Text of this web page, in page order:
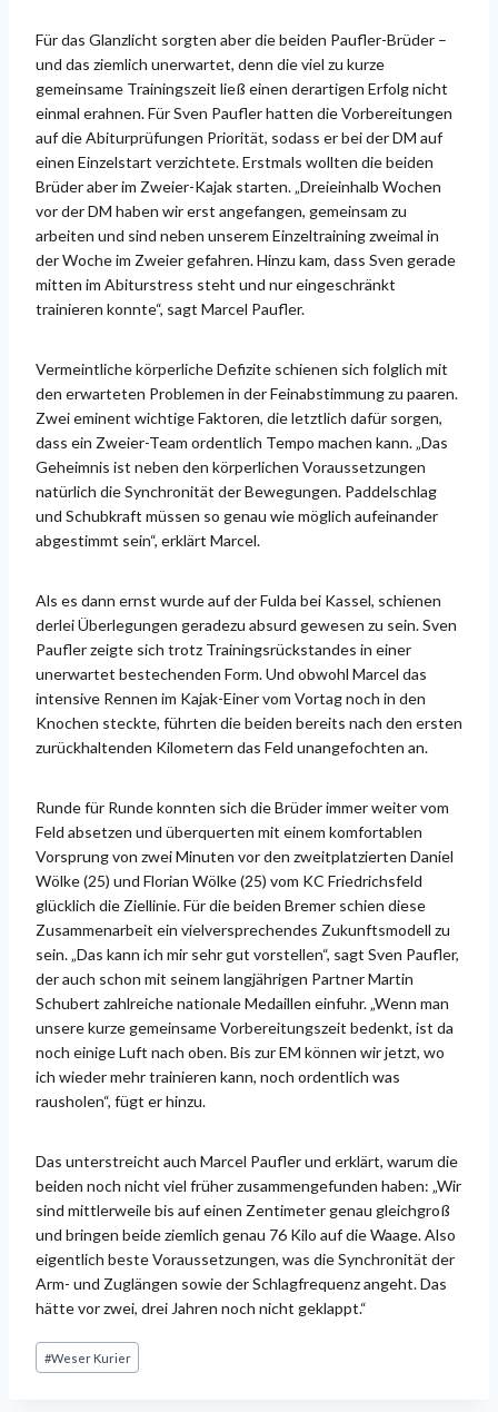
Für das Glanzlicht sorgten aber die beiden Paufler-Brüder –
und das ziemlich unerwartet, denn die viel zu kurze
gemeinsame Trainingszeit ließ einen derartigen Erfolg nicht
einmal erahnen. Für Sven Paufler hatten die Vorbereitungen
auf die Abiturprüfungen Priorität, sodass er bei der DM auf
einen Einzelstart verzichtete. Erstmals wollten die beiden
Brüder aber im Zweier-Kajak starten. „Dreieinhalb Wochen
vor der DM haben wir erst angefangen, gemeinsam zu
arbeiten und sind neben unserem Einzeltraining zweimal in
der Woche im Zweier gefahren. Hinzu kam, dass Sven gerade
mitten im Abiturstress steht und nur eingeschränkt
trainieren konnte“, sagt Marcel Paufler.
Vermeintliche körperliche Defizite schienen sich folglich mit
den erwarteten Problemen in der Feinabstimmung zu paaren.
Zwei eminent wichtige Faktoren, die letztlich dafür sorgen,
dass ein Zweier-Team ordentlich Tempo machen kann. „Das
Geheimnis ist neben den körperlichen Voraussetzungen
natürlich die Synchronität der Bewegungen. Paddelschlag
und Schubkraft müssen so genau wie möglich aufeinander
abgestimmt sein“, erklärt Marcel.
Als es dann ernst wurde auf der Fulda bei Kassel, schienen
derlei Überlegungen geradezu absurd gewesen zu sein. Sven
Paufler zeigte sich trotz Trainingsrückstandes in einer
unerwartet bestechenden Form. Und obwohl Marcel das
intensive Rennen im Kajak-Einer vom Vortag noch in den
Knochen steckte, führten die beiden bereits nach den ersten
zurückhaltenden Kilometern das Feld unangefochten an.
Runde für Runde konnten sich die Brüder immer weiter vom
Feld absetzen und überquerten mit einem komfortablen
Vorsprung von zwei Minuten vor den zweitplatzierten Daniel
Wölke (25) und Florian Wölke (25) vom KC Friedrichsfeld
glücklich die Ziellinie. Für die beiden Bremer schien diese
Zusammenarbeit ein vielversprechendes Zukunftsmodell zu
sein. „Das kann ich mir sehr gut vorstellen“, sagt Sven Paufler,
der auch schon mit seinem langjährigen Partner Martin
Schubert zahlreiche nationale Medaillen einfuhr. „Wenn man
unsere kurze gemeinsame Vorbereitungszeit bedenkt, ist da
noch einige Luft nach oben. Bis zur EM können wir jetzt, wo
ich wieder mehr trainieren kann, noch ordentlich was
rausholen“, fügt er hinzu.
Das unterstreicht auch Marcel Paufler und erklärt, warum die
beiden noch nicht viel früher zusammengefunden haben: „Wir
sind mittlerweile bis auf einen Zentimeter genau gleichgroß
und bringen beide ziemlich genau 76 Kilo auf die Waage. Also
eigentlich beste Voraussetzungen, was die Synchronität der
Arm- und Zuglängen sowie der Schlagfrequenz angeht. Das
hätte vor zwei, drei Jahren noch nicht geklappt.“
Schlagworte:
#Weser Kurier